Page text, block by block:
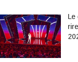
Le